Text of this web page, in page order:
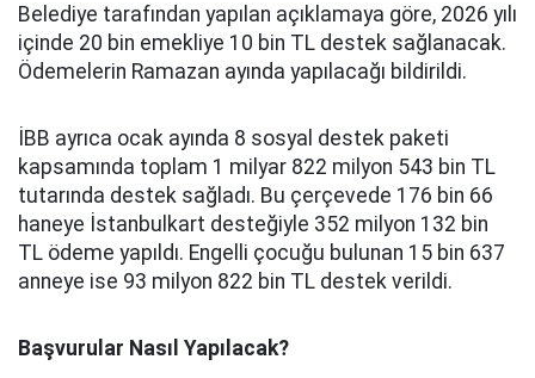
Belediye tarafından yapılan açıklamaya göre, 2026 yılı
içinde 20 bin emekliye 10 bin TL destek sağlanacak.
Ödemelerin Ramazan ayında yapılacağı bildirildi.
İBB ayrıca ocak ayında 8 sosyal destek paketi
kapsamında toplam 1 milyar 822 milyon 543 bin TL
tutarında destek sağladı. Bu çerçevede 176 bin 66
haneye İstanbulkart desteğiyle 352 milyon 132 bin
TL ödeme yapıldı. Engelli çocuğu bulunan 15 bin 637
anneye ise 93 milyon 822 bin TL destek verildi.
Başvurular Nasıl Yapılacak?